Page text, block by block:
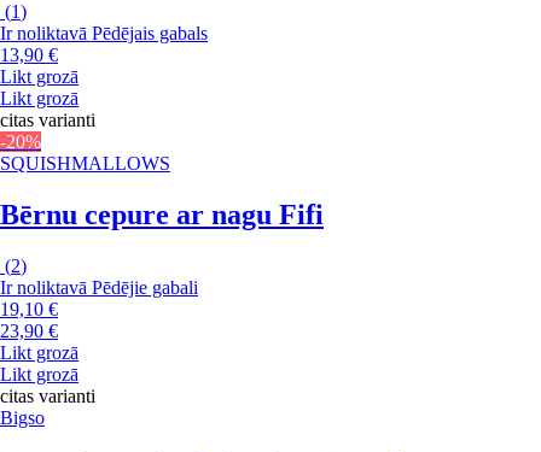
(1)
Ir noliktavā Pēdējais gabals
13,90 €
Likt grozā
Likt grozā
citas varianti
-20%
SQUISHMALLOWS
Bērnu cepure ar nagu Fifi
(2)
Ir noliktavā Pēdējie gabali
19,10 €
23,90 €
Likt grozā
Likt grozā
citas varianti
Bigso